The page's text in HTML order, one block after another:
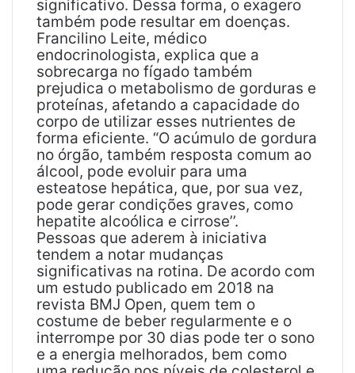
significativo. Dessa forma, o exagero
também pode resultar em doenças.
Francilino Leite, médico
endocrinologista, explica que a
sobrecarga no fígado também
prejudica o metabolismo de gorduras e
proteínas, afetando a capacidade do
corpo de utilizar esses nutrientes de
forma eficiente. “O acúmulo de gordura
no órgão, também resposta comum ao
álcool, pode evoluir para uma
esteatose hepática, que, por sua vez,
pode gerar condições graves, como
hepatite alcoólica e cirrose’’.
Pessoas que aderem à iniciativa
tendem a notar mudanças
significativas na rotina. De acordo com
um estudo publicado em 2018 na
revista BMJ Open, quem tem o
costume de beber regularmente e o
interrompe por 30 dias pode ter o sono
e a energia melhorados, bem como